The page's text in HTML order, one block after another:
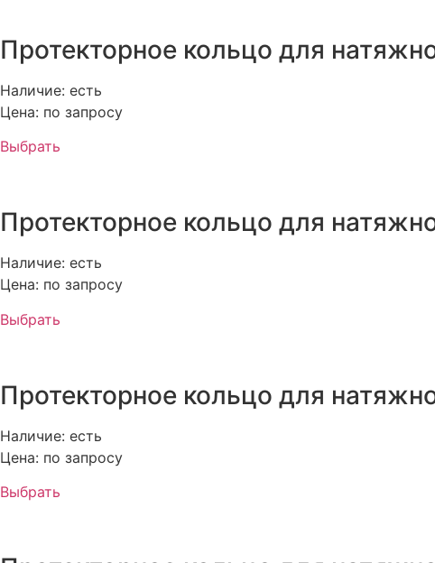
Протекторное кольцо для
Наличие: есть
Цена: по запросу
Выбрать
Протекторное кольцо для
Наличие: есть
Цена: по запросу
Выбрать
Протекторное кольцо для
Наличие: есть
Цена: по запросу
Выбрать